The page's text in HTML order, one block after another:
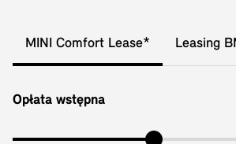
MINI Comfort Lease* Leasing
Opłata wstępna